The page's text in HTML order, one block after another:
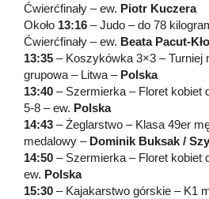
Ćwierćfinały – ew. Piotr Kuczera
Około 13:16 – Judo – do 78
Ćwierćfinały – ew. Beata Pacut-
13:35 – Koszykówka 3×3 – Turniej
grupowa – Litwa – Polska
13:40 – Szermierka – Floret kobiet
5-8 – ew. Polska
14:43 – Żeglarstwo – Klasa 49er
medalowy – Dominik Buksak /
14:50 – Szermierka – Floret kobiet
ew. Polska
15:30 – Kajakarstwo górskie – K1